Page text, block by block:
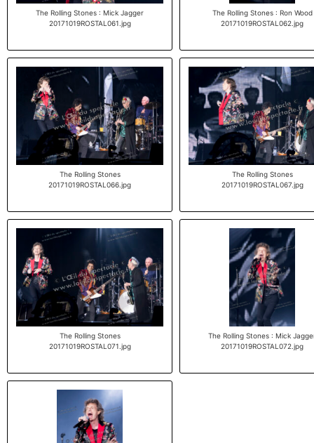
The Rolling Stones : Mick Jagger
20171019ROSTAL061.jpg
The Rolling Stones : Ron Wood
20171019ROSTAL062.jpg
The Rolling Stones
20171019ROSTAL066.jpg
The Rolling Stones
20171019ROSTAL067.jpg
The Rolling Stones
20171019ROSTAL071.jpg
The Rolling Stones : Mick
20171019ROSTAL072.jpg